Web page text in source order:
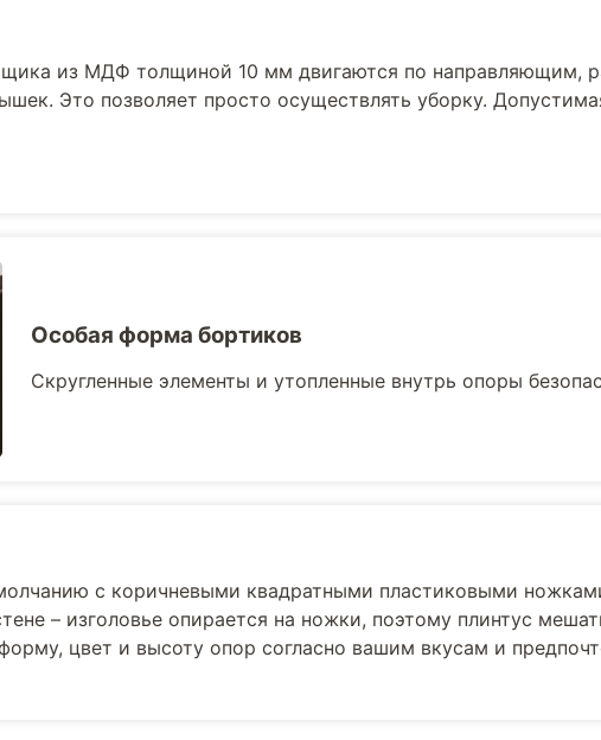
из МДФ толщиной 10 мм двигаются по направляющим,
Это позволяет просто осуществлять уборку.
Особая форма бортиков
Скругленные элементы и утопленные внутрь опоры
с коричневыми квадратными пластиковыми
– изголовье опирается на ножки, поэтому плинтус
цвет и высоту опор согласно вашим вкусам и